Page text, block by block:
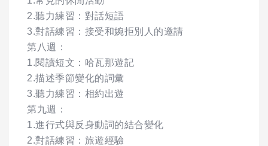
2.聽力練習：對話短語
3.對話練習：接受和婉拒別人的邀請
第八週：
1.閱讀短文：哈瓦那遊記
2.描述季節變化的詞彙
3.聽力練習：相約出遊
第九週：
1.進行式與反身動詞的結合變化
2.對話練習：旅遊經驗